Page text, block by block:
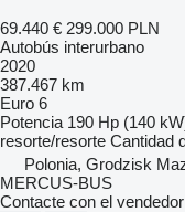
69.440 € 299.000 PLN
Autobús interurbano
2020
387.467 km
Euro 6
Potencia 190 Hp (140
resorte/resorte Cantidad
Polonia, Grodzisk
MERCUS-BUS
Contacte con el vendedor